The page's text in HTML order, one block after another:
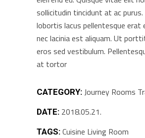
sollicitudin tincidunt at ac purus.
lobortis lacus pellentesque erat
nec lacinia est aliquam. Ut
eros sed vestibulum.
at tortor
CATEGORY: Journey Rooms
DATE: 2018.05.21.
TAGS: Cuisine Living Room